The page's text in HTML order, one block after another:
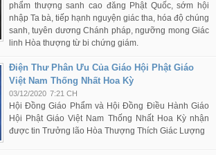
phẩm thượng sanh cao đăng Phật Quốc, sớm hội
nhập Ta bà, tiếp hạnh nguyện giác tha, hóa độ chúng
sanh, tuyên dương Chánh pháp, ngưỡng mong Giác
linh Hòa thượng từ bi chứng giám.
Điện Thư Phân Ưu Của Giáo Hội Phật Giáo
Việt Nam Thống Nhất Hoa Kỳ
03/12/2020 7:21 CH
Hội Đồng Giáo Phẩm và Hội Đồng Điều Hành Giáo
Hội Phật Giáo Việt Nam Thống Nhất Hoa Kỳ nhận
được tin Trưởng lão Hòa Thượng Thích Giác Lượng